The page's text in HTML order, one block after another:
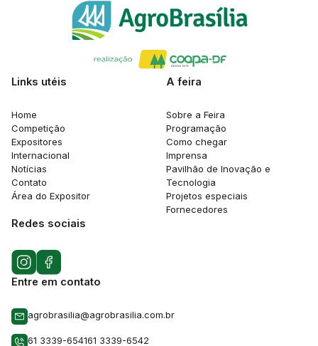
Links utéis
Home
Competição
Expositores
Internacional
Notícias
Contato
Área do Expositor
A feira
Sobre a Feira
Programação
Como chegar
Imprensa
Pavilhão de Inovação e
Tecnologia
Projetos especiais
Fornecedores
Redes sociais
Entre em contato
agrobrasilia@agrobrasilia.com.br
61 3339-654161 3339-6542